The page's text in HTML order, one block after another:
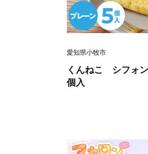
愛知県小牧市
くんねこ シフォ
個入